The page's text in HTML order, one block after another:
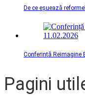
De ce eșuează
Conferință Reimagine
Pagini